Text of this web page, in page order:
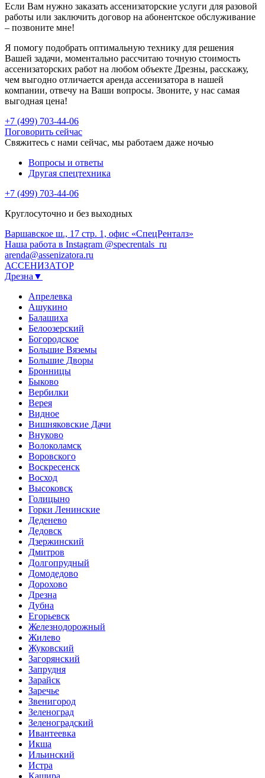
Если Вам нужно заказать ассенизаторские услуги для разовой
работы или заключить договор на абонентское обслуживание
– позвоните мне!
Я помогу подобрать оптимальную технику для решения
Вашей задачи, моментально рассчитаю точную стоимость
ассенизаторских работ на любом объекте Дрезны, расскажу,
чем выгодно отличается аренда ассенизатора в нашей
компании, отвечу на Ваши вопросы. Звоните, у нас самая
выгодная цена!
+7 (499) 703-44-06
Поговорить сейчас
Свяжитесь с нами сейчас, мы работаем даже ночью
Вопросы и ответы
Другая спецтехника
+7 (499) 703-44-06
Круглосуточно и без выходных
Варшавское ш., 17 стр. 1, офис «СпецРенталз»
Наша работа в Instagram @specrentals_ru
arenda@assenizatora.ru
АССЕНИЗАТОР
Дрезна▼
Апрелевка
Ашукино
Балашиха
Белоозерский
Богородское
Большие Вяземы
Большие Дворы
Бронницы
Быково
Вербилки
Верея
Видное
Вишняковские Дачи
Внуково
Волоколамск
Воровского
Воскресенск
Восход
Высоковск
Голицыно
Горки Ленинские
Деденево
Дедовск
Дзержинский
Дмитров
Долгопрудный
Домодедово
Дорохово
Дрезна
Дубна
Егорьевск
Железнодорожный
Жилево
Жуковский
Загорянский
Запрудня
Зарайск
Заречье
Звенигород
Зеленоград
Зеленоградский
Ивантеевка
Икша
Ильинский
Истра
Кашира